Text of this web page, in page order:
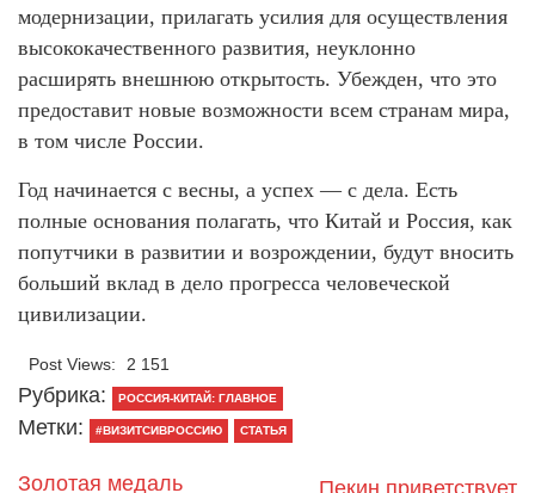
модернизации, прилагать усилия для осуществления
высококачественного развития, неуклонно
расширять внешнюю открытость. Убежден, что это
предоставит новые возможности всем странам мира,
в том числе России.
Год начинается с весны, а успех — с дела. Есть
полные основания полагать, что Китай и Россия, как
попутчики в развитии и возрождении, будут вносить
больший вклад в дело прогресса человеческой
цивилизации.
Post Views: 2 151
Рубрика: РОССИЯ-КИТАЙ: ГЛАВНОЕ
Метки: #ВИЗИТСИВРОССИЮ СТАТЬЯ
Золотая медаль